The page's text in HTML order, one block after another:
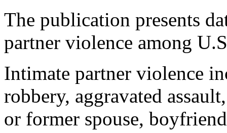
The publication presents
partner violence among
Intimate partner violence
robbery, aggravated
or former spouse,